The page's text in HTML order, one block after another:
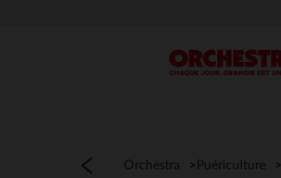
Menu
Orchestra Puériculture